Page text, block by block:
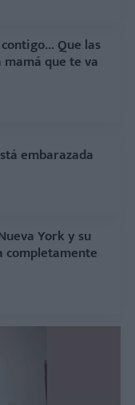
Que las
que te va
embarazada
York y su
completamente